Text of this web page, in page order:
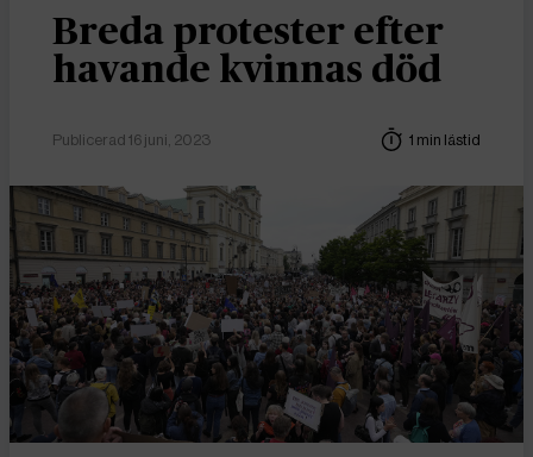
Breda protester efter
havande kvinnas död
Publicerad 16 juni, 2023 1 min lästid